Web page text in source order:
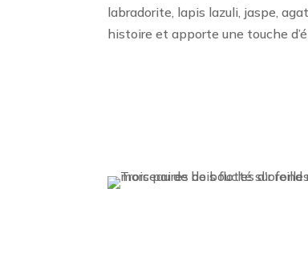
labradorite, lapis lazuli, jaspe,
histoire et apporte une touche